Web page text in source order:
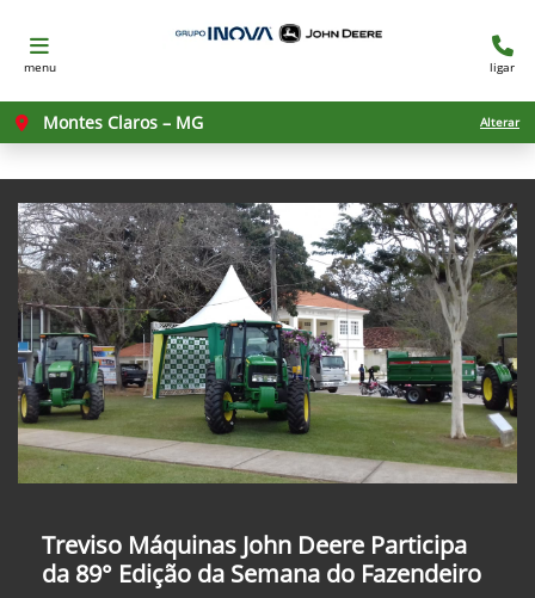
menu ligar
Montes Claros – MG Alterar
Treviso Máquinas John Deere Participa
da 89° Edição da Semana do Fazendeiro